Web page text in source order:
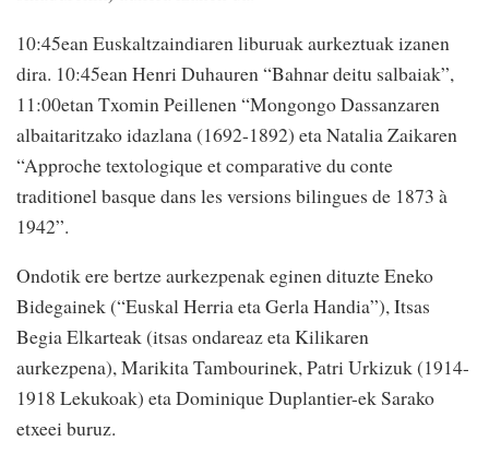
10:45ean Euskaltzaindiaren liburuak aurkeztuak izanen
dira. 10:45ean Henri Duhauren “Bahnar deitu salbaiak”,
11:00etan Txomin Peillenen “Mongongo Dassanzaren
albaitaritzako idazlana (1692-1892) eta Natalia Zaikaren
“Approche textologique et comparative du conte
traditionel basque dans les versions bilingues de 1873 à
1942”.
Ondotik ere bertze aurkezpenak eginen dituzte Eneko
Bidegainek (“Euskal Herria eta Gerla Handia”), Itsas
Begia Elkarteak (itsas ondareaz eta Kilikaren
aurkezpena), Marikita Tambourinek, Patri Urkizuk (1914-
1918 Lekukoak) eta Dominique Duplantier-ek Sarako
etxeei buruz.